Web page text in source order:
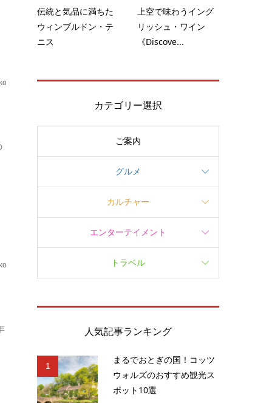
伝統と気品に満ちた
ウィンブルドン・テ
ニス
上空で味わうイング
リッシュ・ワイン
《Discove...
カテゴリー選択
ご案内
グルメ
カルチャー
エンターテイメント
トラベル
人気記事ランキング
1
まるでおとぎの国！コッツ
ウォルズのおすすめ観光ス
ポット10選